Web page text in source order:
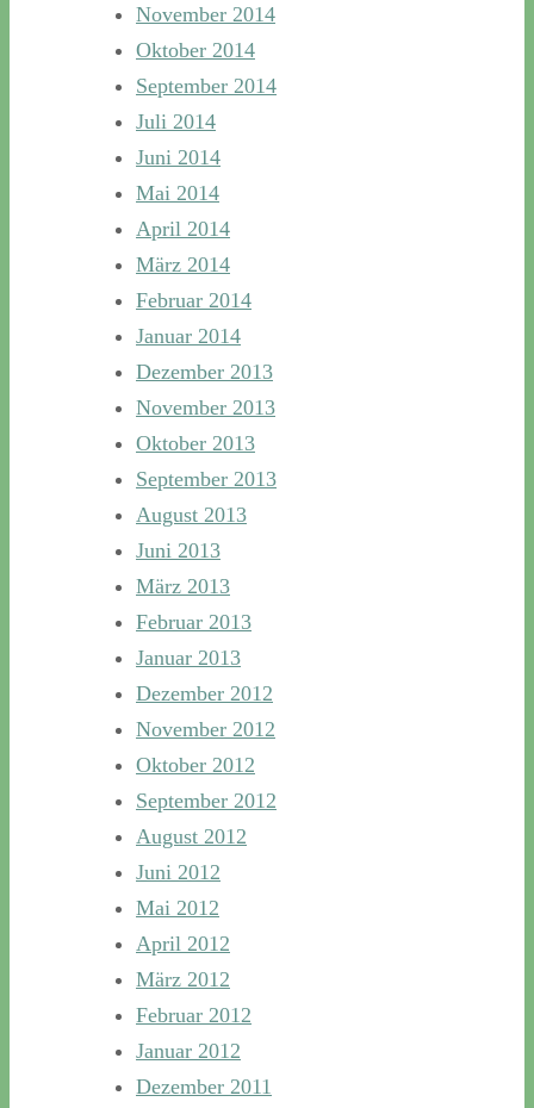
November 2014
Oktober 2014
September 2014
Juli 2014
Juni 2014
Mai 2014
April 2014
März 2014
Februar 2014
Januar 2014
Dezember 2013
November 2013
Oktober 2013
September 2013
August 2013
Juni 2013
März 2013
Februar 2013
Januar 2013
Dezember 2012
November 2012
Oktober 2012
September 2012
August 2012
Juni 2012
Mai 2012
April 2012
März 2012
Februar 2012
Januar 2012
Dezember 2011